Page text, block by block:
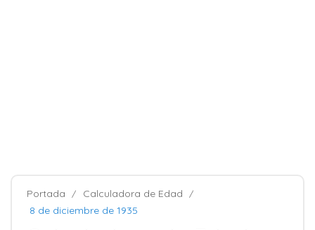
Portada
Calculadora de Edad
8 de diciembre de 1935